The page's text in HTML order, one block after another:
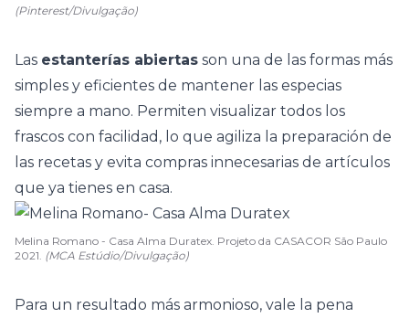
(Pinterest/Divulgação)
Las estanterías abiertas son una de las formas más
simples y eficientes de mantener las especias
siempre a mano. Permiten visualizar todos los
frascos con facilidad, lo que agiliza la preparación de
las recetas y evita compras innecesarias de artículos
que ya tienes en casa.
Melina Romano - Casa Alma Duratex. Projeto da CASACOR São Paulo
2021. (MCA Estúdio/Divulgação)
Para un resultado más armonioso, vale la pena